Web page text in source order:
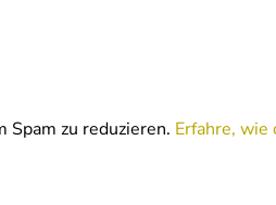
zu reduzieren. Erfahre,